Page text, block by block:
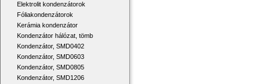
Elektrolit kondenzátorok
Fóliakondenzátorok
Kerámia kondenzátor
Kondenzátor hálózat, tömb
Kondenzátor, SMD0402
Kondenzátor, SMD0603
Kondenzátor, SMD0805
Kondenzátor, SMD1206